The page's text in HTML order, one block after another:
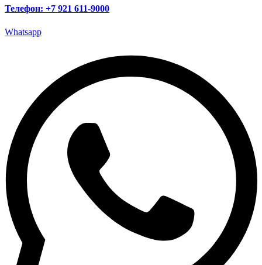
Телефон: +7 921 611-9000
Whatsapp